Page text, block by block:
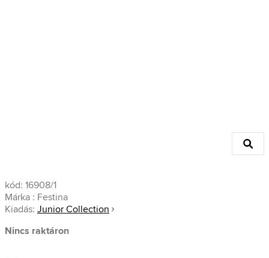
kód: 16908/1
Márka : Festina
Kiadás: Junior Collection
Nincs raktáron